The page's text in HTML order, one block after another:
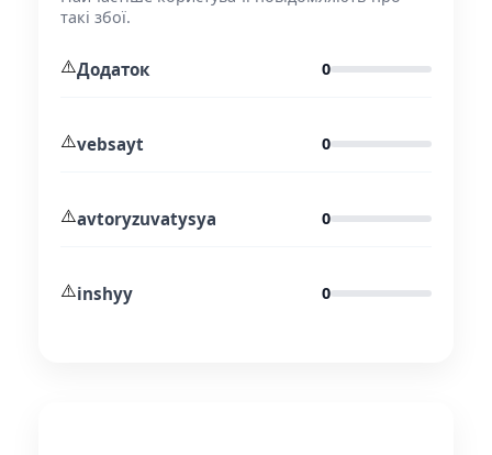
такі збої.
⚠️Додаток 0
⚠️vebsayt 0
⚠️avtoryzuvatysya 0
⚠️inshyy 0